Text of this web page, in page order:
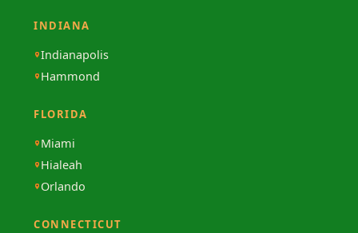
INDIANA
Indianapolis
Hammond
FLORIDA
Miami
Hialeah
Orlando
CONNECTICUT